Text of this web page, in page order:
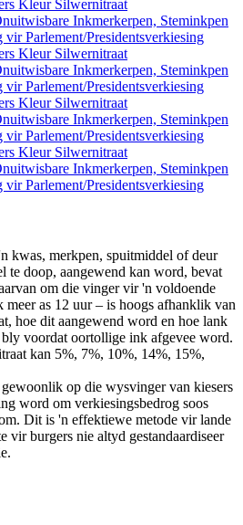
kwas, merkpen, spuitmiddel of deur
te doop, aangewend kan word, bevat
om die vinger vir 'n voldoende
as 12 uur – is hoogs afhanklik van
hoe dit aangewend word en hoe lank
voordat oortollige ink afgevee word.
kan 5%, 7%, 10%, 14%, 15%,
op die wysvinger van kiesers
word om verkiesingsbedrog soos
Dit is 'n effektiewe metode vir lande
vir burgers nie altyd gestandaardiseer